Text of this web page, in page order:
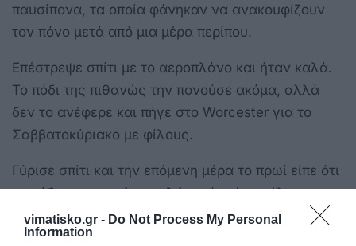
vimatisko.gr - Do Not Process My Personal
Information
παυσίπονα, τα οποία φάνηκαν να ανακουφίζουν
τον πόνο μετά από μια μέρα περίπου.
Επέστρεψε σπίτι με το αεροπλάνο και ήταν καλά.
Το πόδι της πιθανώς την πονούσε ακόμα, αλλά
δεν το ανέφερε και πήγε στο Worcester για το
Σαββατοκύριακο με φίλους.
Γύρισε σπίτι και την επόμενη μέρα το πρωί είπε ότι
τοπόδι της πονούσε πολύ, οπότε ένα μέλος της
οικογένειας κανόνισε να την δει ένας
φυσιοθεραπευτής».